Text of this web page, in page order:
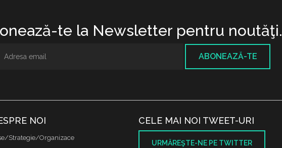
te la Newsletter pentru noutăţi.
ABONEAZĂ-TE
NOI
Strategie/Organizace
CELE MAI NOI TWEET-URI
URMĂREŞTE-NE PE TWITTER